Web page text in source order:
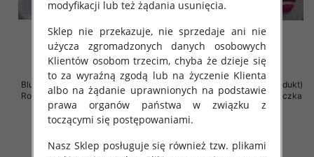
Bluzki damskie ( Turecki produkt)
Roz Standard , Mix Kolor .Paczka
12 szt
42.00 zł
szczegóły
Bluzki damskie ( Turecki produkt)
Roz Standard , Mix Kolor .Paczka
12 szt
szczegóły
modyfikacji lub też żądania usunięcia.
Sklep nie przekazuje, nie sprzedaje ani nie
użycza zgromadzonych danych osobowych
Klientów osobom trzecim, chyba że dzieje się
to za wyraźną zgodą lub na życzenie Klienta
albo na żądanie uprawnionych na podstawie
prawa organów państwa w związku z
toczącymi się postępowaniami.
Nasz Sklep posługuje się również tzw. plikami